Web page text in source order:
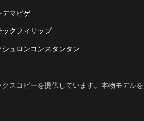
デマピゲ
ックフィリップ
シュロンコンスタンタン
スコピーを提供しています。本物モデル